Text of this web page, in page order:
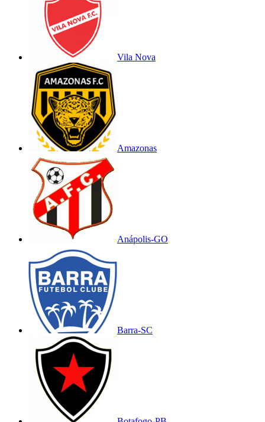
Vila Nova
Amazonas
Anápolis-GO
Barra-SC